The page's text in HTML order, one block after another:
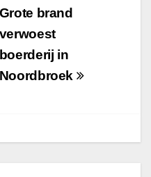
Grote brand
verwoest
boerderij in
Noordbroek